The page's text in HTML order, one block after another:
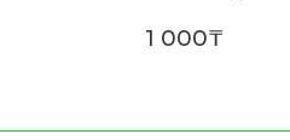
1 000₸